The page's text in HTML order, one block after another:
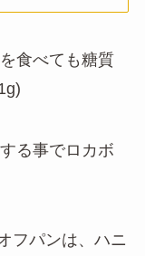
食べても糖質
る事でロカボ
フパンは、ハニ